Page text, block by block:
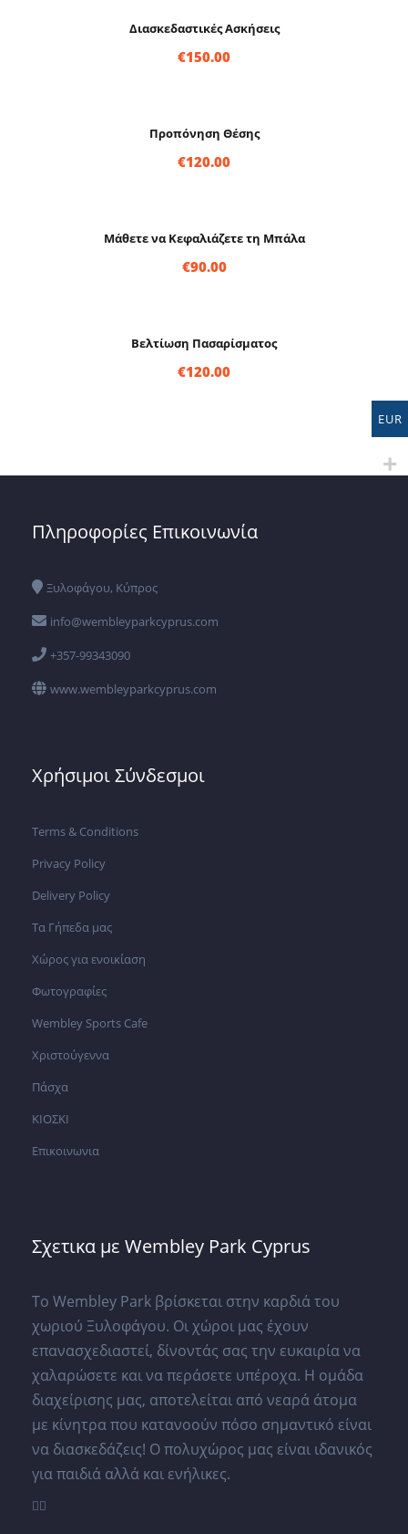
Διασκεδαστικές Ασκήσεις
€150.00
Προπόνηση Θέσης
€120.00
Μάθετε να Κεφαλιάζετε τη Μπάλα
€90.00
Βελτίωση Πασαρίσματος
€120.00
Πληροφορίες Επικοινωνία
Ξυλοφάγου, Κύπρος
info@wembleyparkcyprus.com
+357-99343090
www.wembleyparkcyprus.com
Χρήσιμοι Σύνδεσμοι
Terms & Conditions
Privacy Policy
Delivery Policy
Τα Γήπεδα μας
Χώρος για ενοικίαση
Φωτογραφίες
Wembley Sports Cafe
Χριστούγεννα
Πάσχα
ΚΙΟΣΚΙ
Επικοινωνια
Σχετικα με Wembley Park Cyprus
Το Wembley Park βρίσκεται στην καρδιά του
χωριού Ξυλοφάγου. Οι χώροι μας έχουν
επανασχεδιαστεί, δίνοντάς σας την ευκαιρία να
χαλαρώσετε και να περάσετε υπέροχα. Η ομάδα
διαχείρισης μας, αποτελείται από νεαρά άτομα
με κίνητρα που κατανοούν πόσο σημαντικό είναι
να διασκεδάζεις! Ο πολυχώρος μας είναι ιδανικός
για παιδιά αλλά και ενήλικες.
EUR